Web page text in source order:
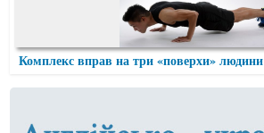
Комплекс вправ на три «поверхи» людини